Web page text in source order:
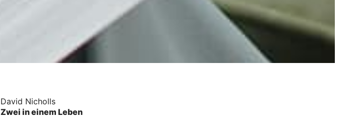
David Nicholls
Zwei in einem Leben